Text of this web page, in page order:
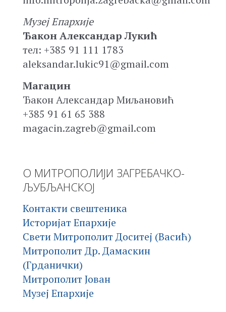
Музеј Епархије
Ђакон Александар Лукић
тел: +385 91 111 1783
aleksandar.lukic91@gmail.com
Магацин
Ђакон Александар Миљановић
+385 91 61 65 388
magacin.zagreb@gmail.com
О МИТРОПОЛИЈИ ЗАГРЕБАЧКО-
ЉУБЉАНСКОЈ
Контакти свештеника
Историјат Епархије
Свети Митрополит Доситеј (Васић)
Митрополит Др. Дамаскин
(Грданички)
Митрополит Јован
Музеј Епархије